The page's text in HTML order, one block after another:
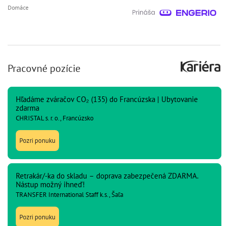
Domáce
Pracovné pozície
Hľadáme zváračov CO₂ (135) do Francúzska | Ubytovanie
zdarma
CHRISTAL s. r. o., Francúzsko
Pozri ponuku
Retrakár/-ka do skladu – doprava zabezpečená ZDARMA.
Nástup možný ihneď!
TRANSFER International Staff k.s., Šaľa
Pozri ponuku